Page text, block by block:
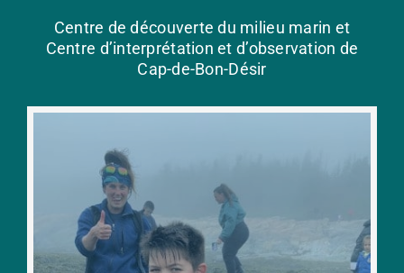
Centre de découverte du milieu marin et
Centre d’interprétation et d’observation de
Cap-de-Bon-Désir